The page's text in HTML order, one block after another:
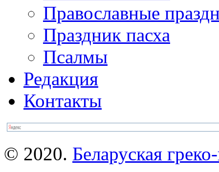
Православные
Праздник пасха
Псалмы
Редакция
Контакты
© 2020. Беларуская